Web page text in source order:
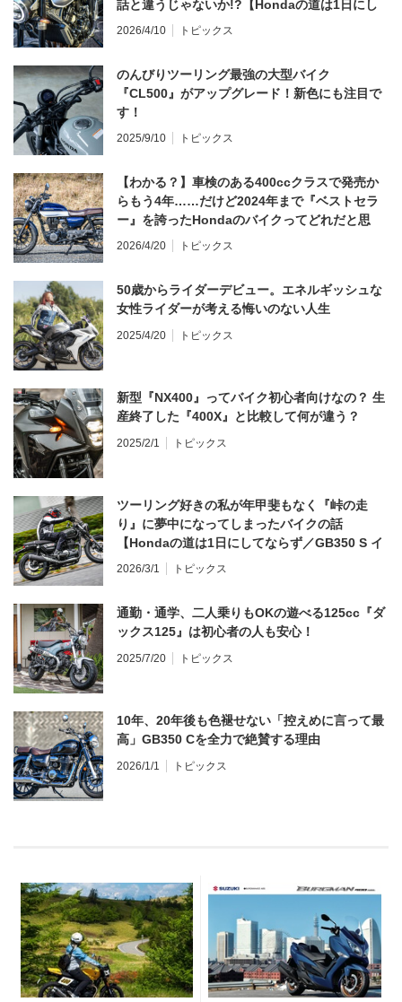
話と違うじゃないか!?【Hondaの道は1日にし
てならず／CB1000F ①第一印象 編】
2026/4/10 トピックス
のんびりツーリング最強の大型バイク
『CL500』がアップグレード！新色にも注目で
す！
2025/9/10 トピックス
【わかる？】車検のある400ccクラスで発売か
らもう4年……だけど2024年まで『ベストセラ
ー』を誇ったHondaのバイクってどれだと思
う？
2026/4/20 トピックス
50歳からライダーデビュー。エネルギッシュな
女性ライダーが考える悔いのない人生
2025/4/20 トピックス
新型『NX400』ってバイク初心者向けなの？ 生
産終了した『400X』と比較して何が違う？
2025/2/1 トピックス
ツーリング好きの私が年甲斐もなく『峠の走
り』に夢中になってしまったバイクの話
【Hondaの道は1日にしてならず／GB350 S イ
ンプレ・レビュー 前編】
2026/3/1 トピックス
通勤・通学、二人乗りもOKの遊べる125cc『ダ
ックス125』は初心者の人も安心！
2025/7/20 トピックス
10年、20年後も色褪せない「控えめに言って最
高」GB350 Cを全力で絶賛する理由
2026/1/1 トピックス